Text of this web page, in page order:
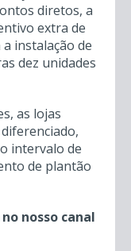
diretos, a
extra de
instalação de
dez unidades
as lojas
intervalo de
de plantão
nosso canal